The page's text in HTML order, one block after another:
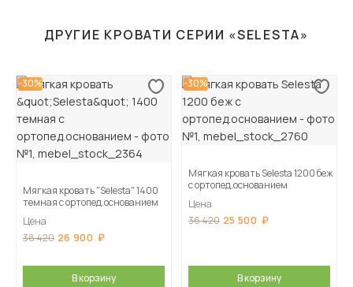
ДРУГИЕ КРОВАТИ СЕРИИ «SELESTA»
-30%
Мягкая кровать "Selesta" 1400
темная с ортопед.основанием
Цена
38 420 26 900
В корзину
-30%
Мягкая кровать Selesta 1200 беж
с ортопед.основанием
Цена
36 420 25 500
В корзину